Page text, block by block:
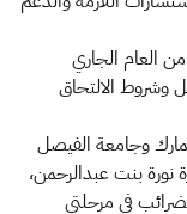
العام الجاري
وشروط الالتحاق
وجامعة الفيصل
نورة بنت عبدالرحمن،
في مرحلتي